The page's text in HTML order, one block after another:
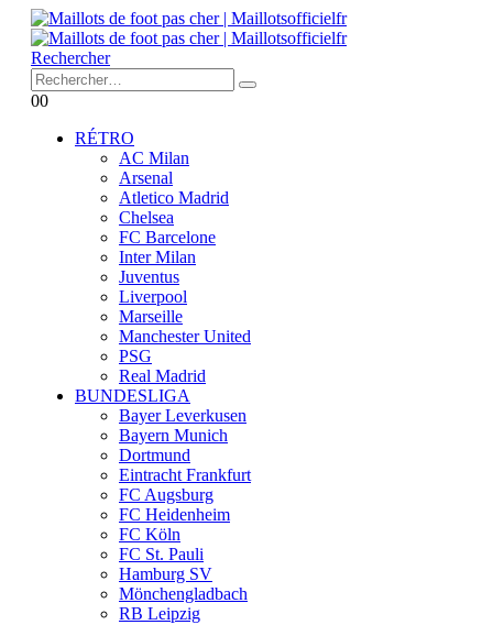
Rechercher
00
RÉTRO
AC Milan
Arsenal
Atletico Madrid
Chelsea
FC Barcelone
Inter Milan
Juventus
Liverpool
Marseille
Manchester United
PSG
Real Madrid
BUNDESLIGA
Bayer Leverkusen
Bayern Munich
Dortmund
Eintracht Frankfurt
FC Augsburg
FC Heidenheim
FC Köln
FC St. Pauli
Hamburg SV
Mönchengladbach
RB Leipzig